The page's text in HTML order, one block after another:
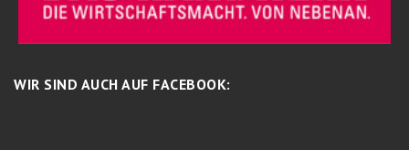
WIR SIND AUCH AUF FACEBOOK: